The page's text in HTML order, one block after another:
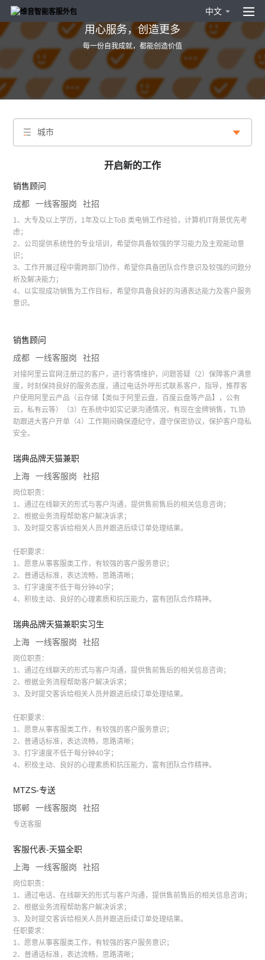
中文
用心服务，创造更多
每一份自我成就，都能创造价值
城市
开启新的工作
销售顾问
成都
一线客服岗 社招
1、大专及以上学历，1年及以上ToB 类电销工作经验，计算机IT背景优先考
虑；
2、公司提供系统性的专业培训，希望你具备较强的学习能力及主观能动意
识；
3、工作开展过程中需跨部门协作，希望你具备团队合作意识及较强的问题分
析及解决能力；
4、以实现成功销售为工作目标，希望你具备良好的沟通表达能力及客户服务
意识。
销售顾问
成都
一线客服岗 社招
对接阿里云官网注册过的客户，进行客情维护，问题答疑（2）保障客户满意
度，时刻保持良好的服务态度，通过电话外呼形式联系客户，指导，推荐客
户使用阿里云产品（云存储【类似于阿里云盘，百度云盘等产品】，公有
云，私有云等）（3）在系统中如实记录沟通情况，有现在金牌销售，TL协
助跟进大客户开单（4）工作期间确保遵纪守，遵守保密协议，保护客户隐私
安全。
瑞典品牌天猫兼职
上海
一线客服岗 社招
岗位职责：
1、通过在线聊天的形式与客户沟通，提供售前售后的相关信息咨询；
2、根据业务流程帮助客户解决诉求；
3、及时提交客诉给相关人员并跟进后续订单处理结果。
任职要求：
1、愿意从事客服类工作，有较强的客户服务意识；
2、普通话标准，表达流畅，思路清晰；
3、打字速度不低于每分钟40字；
4、积极主动、良好的心理素质和抗压能力，富有团队合作精神。
瑞典品牌天猫兼职实习生
上海
一线客服岗 社招
岗位职责：
1、通过在线聊天的形式与客户沟通，提供售前售后的相关信息咨询；
2、根据业务流程帮助客户解决诉求；
3、及时提交客诉给相关人员并跟进后续订单处理结果。
任职要求：
1、愿意从事客服类工作，有较强的客户服务意识；
2、普通话标准，表达流畅，思路清晰；
3、打字速度不低于每分钟40字；
4、积极主动、良好的心理素质和抗压能力，富有团队合作精神。
MTZS-专送
邯郸
一线客服岗 社招
专送客服
客服代表-天猫全职
上海
一线客服岗 社招
岗位职责：
1、通过电话、在线聊天的形式与客户沟通，提供售前售后的相关信息咨询；
2、根据业务流程帮助客户解决诉求；
3、及时提交客诉给相关人员并跟进后续订单处理结果。
任职要求：
1、愿意从事客服类工作，有较强的客户服务意识；
2、普通话标准，表达流畅，思路清晰；